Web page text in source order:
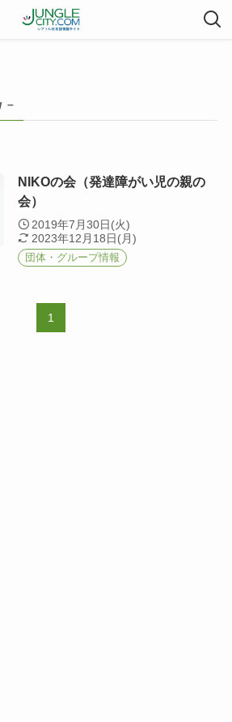
–
NIKOの会（発達障がい児の親の
会）
2019年7月30日(火)
2023年12月18日(月)
団体・グループ情報
1